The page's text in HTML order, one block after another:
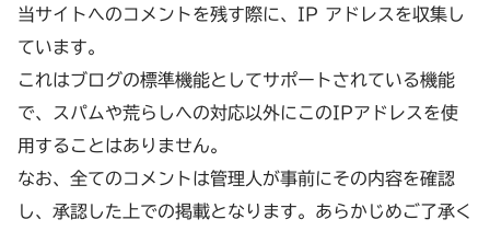
当サイトへのコメントを残す際に、IP アドレスを収集し
ています。
これはブログの標準機能としてサポートされている機能
で、スパムや荒らしへの対応以外にこのIPアドレスを使
用することはありません。
なお、全てのコメントは管理人が事前にその内容を確認
し、承認した上での掲載となります。あらかじめご了承く